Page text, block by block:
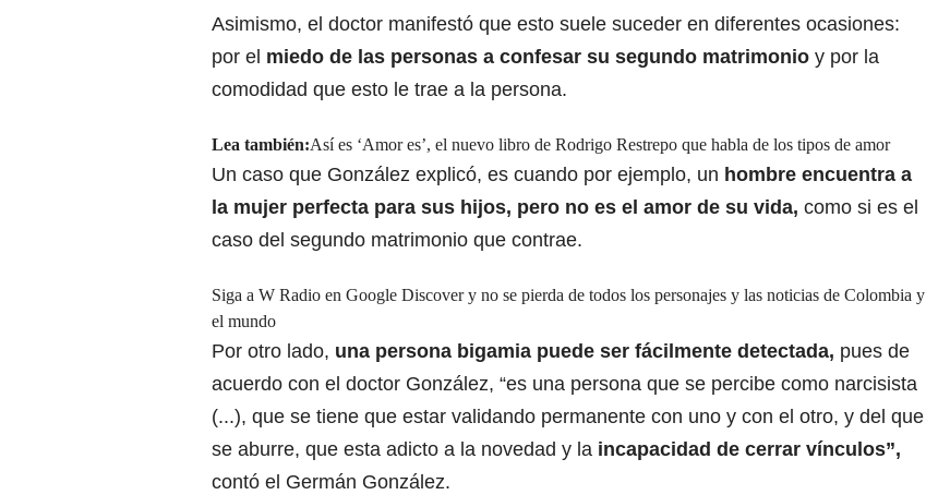
Asimismo, el doctor manifestó que esto suele suceder en diferentes ocasiones:
por el miedo de las personas a confesar su segundo matrimonio y por la
comodidad que esto le trae a la persona.
Lea también:Así es ‘Amor es’, el nuevo libro de Rodrigo Restrepo que habla de los tipos de amor
Un caso que González explicó, es cuando por ejemplo, un hombre encuentra a
la mujer perfecta para sus hijos, pero no es el amor de su vida, como si es el
caso del segundo matrimonio que contrae.
Siga a W Radio en Google Discover y no se pierda de todos los personajes y las noticias de Colombia y
el mundo
Por otro lado, una persona bigamia puede ser fácilmente detectada, pues de
acuerdo con el doctor González, “es una persona que se percibe como narcisista
(...), que se tiene que estar validando permanente con uno y con el otro, y del que
se aburre, que esta adicto a la novedad y la incapacidad de cerrar vínculos”,
contó el Germán González.